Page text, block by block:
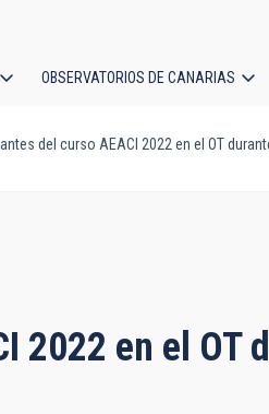
OBSERVATORIOS DE CANARIAS
del curso AEACI 2022 en el OT
2022 en el OT